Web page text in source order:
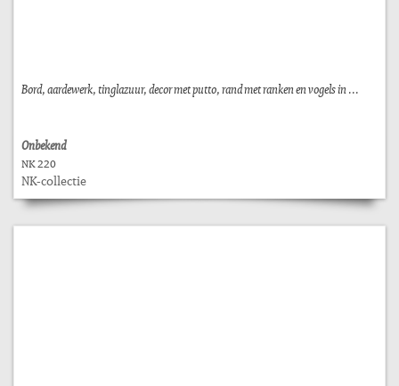
Bord, aardewerk, tinglazuur, decor met putto, rand met ranken en vogels in ...
Onbekend
NK 220
NK-collectie